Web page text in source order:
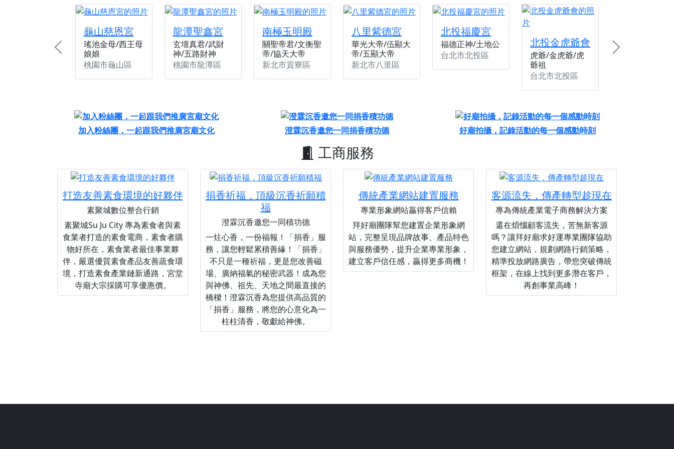
龜山慈恩宮
瑤池金母/西王母
娘娘
桃園市龜山區
龍潭聖鑫宮
玄壇真君/武財
神/五路財神
桃園市龍潭區
南極玉明殿
關聖帝君/文衡聖
帝/協天大帝
新北市貢寮區
八里紫德宮
華光大帝/伍顯大
帝/五顯大帝
新北市八里區
北投福慶宮
福德正神/土地公
台北市北投區
北投金虎爺會
虎爺/金虎爺/虎
爺祖
台北市北投區
Previous Next
加入粉絲團，一起跟我們推廣宮廟文化 澄霖沉香邀您一同捐香積功德 好廟拍攝，記錄活動的每一個感動時刻
工商服務
打造友善素食環境的好夥伴
素聚城數位整合行銷
素聚城Su Ju City 專為素食者與素
食業者打造的素食電商，素食者購
物好所在，素食業者最佳事業夥
伴，嚴選優質素食產品友善蔬食環
境，打造素食產業鏈新通路，宮堂
寺廟大宗採購可享優惠價。
捐香祈福，頂級沉香祈願積
福
澄霖沉香邀您一同積功德
一炷心香，一份福報！「捐香」服
務，讓您輕鬆累積善緣！「捐香」
不只是一種祈福，更是您改善磁
場、廣納福氣的秘密武器！成為您
與神佛、祖先、天地之間最直接的
橋樑！澄霖沉香為您提供高品質的
「捐香」服務，將您的心意化為一
柱柱清香，敬獻給神佛。
傳統產業網站建置服務
專業形象網站贏得客戶信賴
拜好廟團隊幫您建置企業形象網
站，完整呈現品牌故事、產品特色
與服務優勢，提升企業專業形象，
建立客戶信任感，贏得更多商機！
客源流失，傳產轉型趁現在
專為傳統產業電子商務解決方案
還在煩惱顧客流失，苦無新客源
嗎？讓拜好廟求好運專業團隊協助
您建立網站，規劃網路行銷策略，
精準投放網路廣告，帶您突破傳統
框架，在線上找到更多潛在客戶，
再創事業高峰！